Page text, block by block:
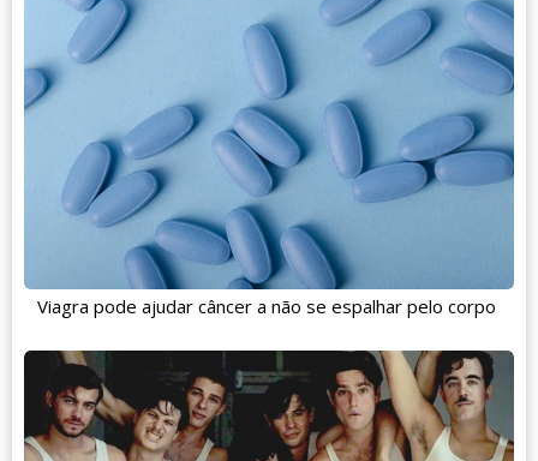
Viagra pode ajudar câncer a não se espalhar pelo corpo